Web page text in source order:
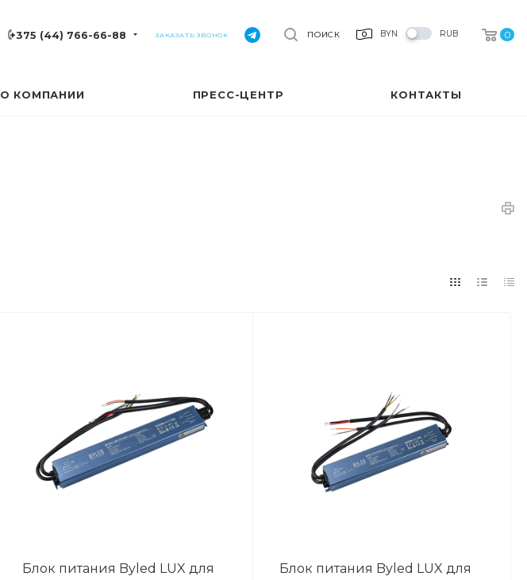
0
BYN RUB
ПОИСК
+375 (44) 766-66-88 ЗАКАЗАТЬ ЗВОНОК
О КОМПАНИИ ПРЕСС-ЦЕНТР КОНТАКТЫ
Блок питания Byled LUX для
Блок питания Byled LUX для